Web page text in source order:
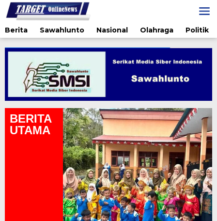
Lewati
ke
konten
Berita
Sawahlunto Nasional Olahraga Politik
BERITA
UTAMA